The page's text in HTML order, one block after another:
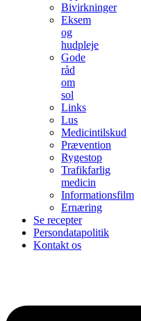
Bivirkninger
Eksem
og
hudpleje
Gode
råd
om
sol
Links
Lus
Medicintilskud
Prævention
Rygestop
Trafikfarlig
medicin
Informationsfilm
Ernæring
Se recepter
Persondatapolitik
Kontakt os